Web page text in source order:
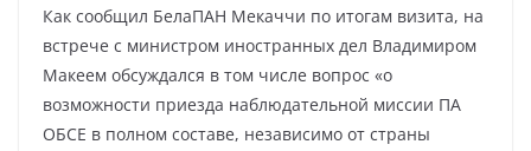
Как сообщил БелаПАН Мекаччи по итогам визита, на
встрече с министром иностранных дел Владимиром
Макеем обсуждался в том числе вопрос «о
возможности приезда наблюдательной миссии ПА
ОБСЕ в полном составе, независимо от страны